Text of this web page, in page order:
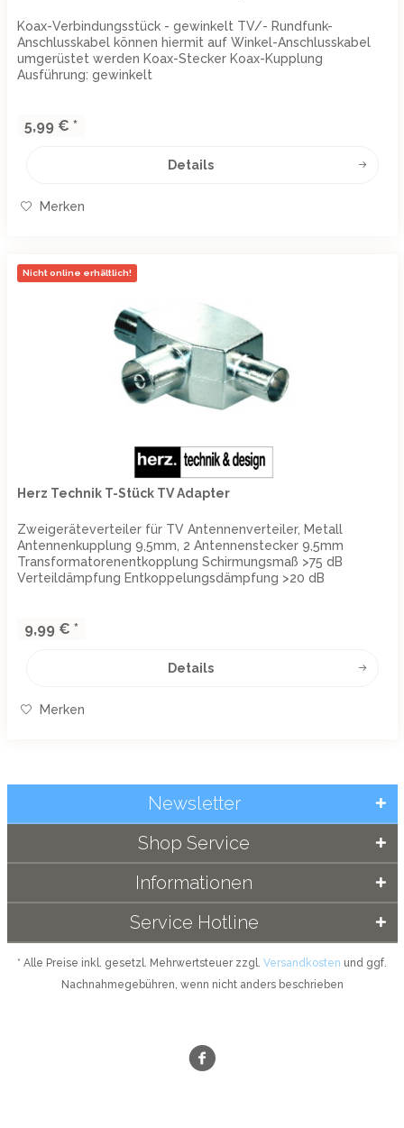
Koax-Verbindungsstück - gewinkelt TV/- Rundfunk-
Anschlusskabel können hiermit auf Winkel-Anschlusskabel
umgerüstet werden Koax-Stecker Koax-Kupplung
Ausführung: gewinkelt
5,99 € *
Details
Merken
Nicht online erhältlich!
Herz Technik T-Stück TV Adapter
Zweigeräteverteiler für TV Antennenverteiler, Metall
Antennenkupplung 9,5mm, 2 Antennenstecker 9,5mm
Transformatorenentkopplung Schirmungsmaß >75 dB
Verteildämpfung Entkoppelungsdämpfung >20 dB
9,99 € *
Details
Merken
Service Hotline
Shop Service
Informationen
Newsletter
* Alle Preise inkl. gesetzl. Mehrwertsteuer zzgl. Versandkosten und ggf.
Nachnahmegebühren, wenn nicht anders beschrieben